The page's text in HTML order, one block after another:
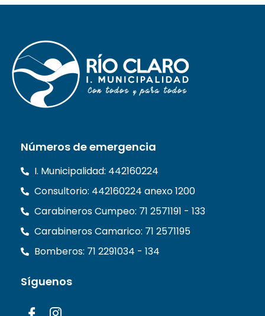
Números de emergencia
I. Municipalidad: 442160224
Consultorio: 442160224 anexo 1200
Carabineros Cumpeo: 71 2571191 - 133
Carabineros Camarico: 71 2571195
Bomberos: 71 2291034 - 134
Síguenos